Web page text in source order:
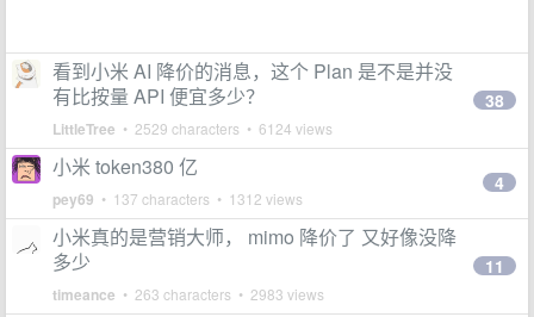
看到小米 AI 降价的消息，这个 Plan 是不是并没
有比按量 API 便宜多少？
LittleTree • 2529 characters • 6124 views
38
小米 token380 亿
pey69 • 137 characters • 1312 views
4
小米真的是营销大师， mimo 降价了 又好像没降
多少
timeance • 263 characters • 2983 views
11